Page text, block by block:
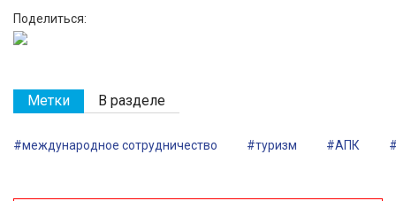
Поделиться:
Метки В разделе
#международное сотрудничество #туризм #АПК